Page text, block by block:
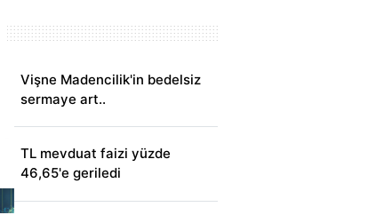
Vişne Madencilik'in bedelsiz
sermaye art..
TL mevduat faizi yüzde
46,65'e geriledi